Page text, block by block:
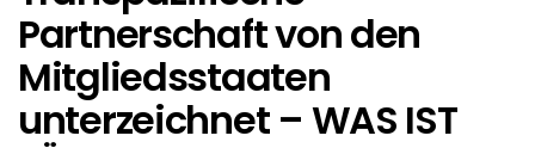
Partnerschaft von den
Mitgliedsstaaten
unterzeichnet – WAS IST